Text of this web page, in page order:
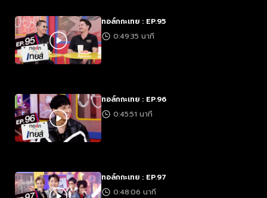
ทอล์กกะเทย : EP.95
0:49:35 นาที
ทอล์กกะเทย : EP.96
0:45:51 นาที
ทอล์กกะเทย : EP.97
0:48:06 นาที